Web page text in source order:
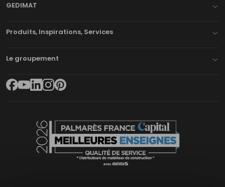
GEDIMAT
Produits, Inspirations, Services
Le groupement